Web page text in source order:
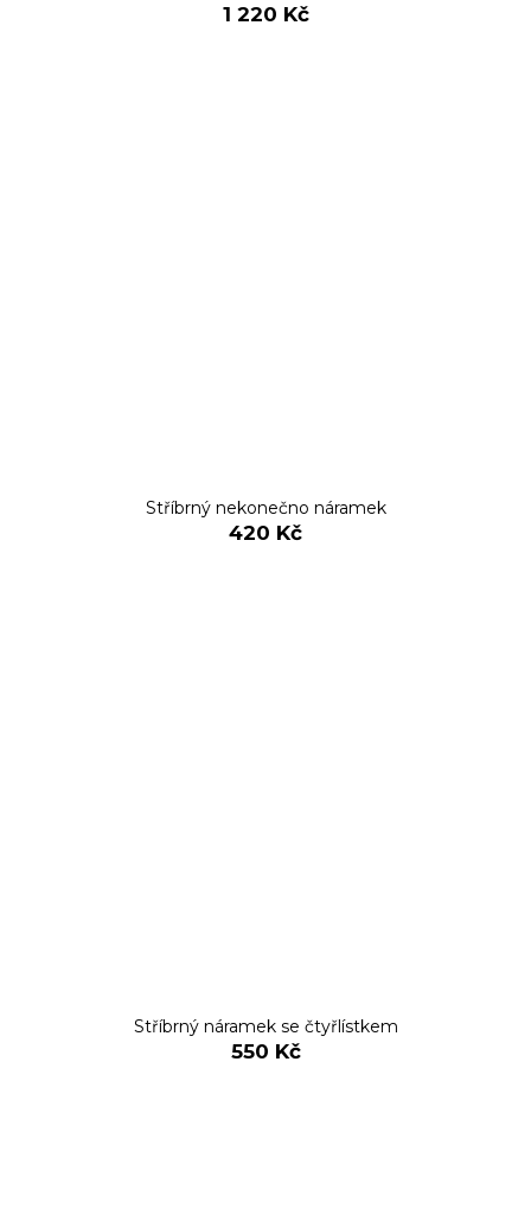
1 220 Kč
Stříbrný nekonečno náramek
420 Kč
Stříbrný náramek se čtyřlístkem
550 Kč